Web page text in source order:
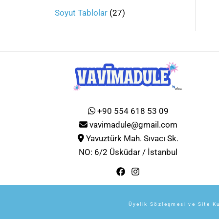
Soyut Tablolar 27
+90 554 618 53 09
vavimadule@gmail.com
Yavuztürk Mah. Sıvacı Sk.
NO: 6/2 Üsküdar / İstanbul
Üyelik Sözleşmesi ve Site